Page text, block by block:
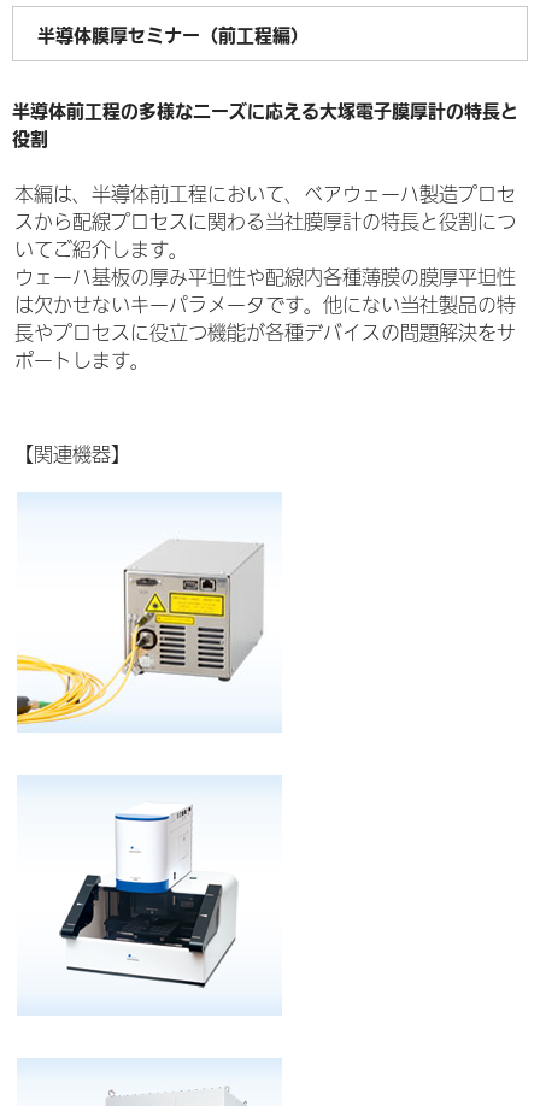
半導体膜厚セミナー（前工程編）
半導体前工程の多様なニーズに応える大塚電子膜厚計の特長と
役割
本編は、半導体前工程において、ベアウェーハ製造プロセ
スから配線プロセスに関わる当社膜厚計の特長と役割につ
いてご紹介します。
ウェーハ基板の厚み平坦性や配線内各種薄膜の膜厚平坦性
は欠かせないキーパラメータです。他にない当社製品の特
長やプロセスに役立つ機能が各種デバイスの問題解決をサ
ポートします。
【関連機器】